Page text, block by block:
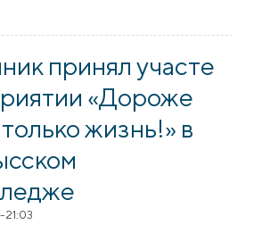
стола в Волковысском
принял участе
«Дороже
жизнь!» в
21:03